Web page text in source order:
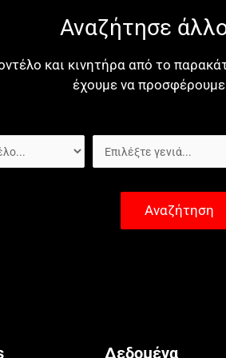
Αναζήτησε
και κινητήρα από το
έχουμε να
Αναζήτηση
Δεδομένα